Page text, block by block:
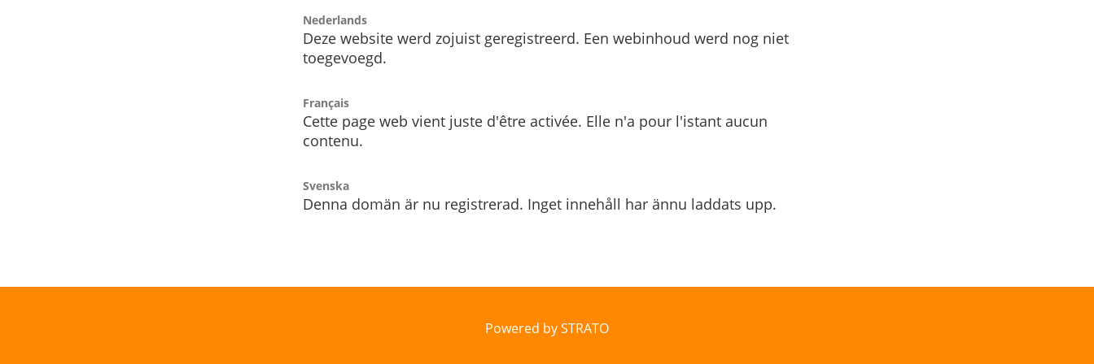
Nederlands
Deze website werd zojuist geregistreerd. Een webinhoud werd nog niet
toegevoegd.
Français
Cette page web vient juste d'être activée. Elle n'a pour l'istant aucun
contenu.
Svenska
Denna domän är nu registrerad. Inget innehåll har ännu laddats upp.
Powered by STRATO